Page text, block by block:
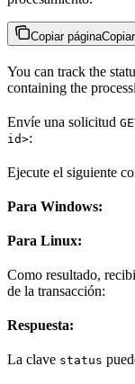
Copiar página
You can track the
containing the
Envíe una solicitud
id>:
Ejecute el siguiente
Para Windows:
Para Linux:
Como resultado,
de la transacción:
Respuesta:
La clave status